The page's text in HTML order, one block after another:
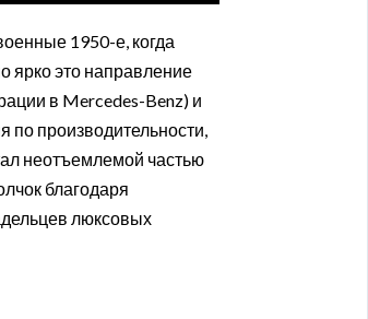
1950-е, когда
ярко это направление
в Mercedes-Benz) и
по производительности,
неотъемлемой частью
благодаря
люксовых